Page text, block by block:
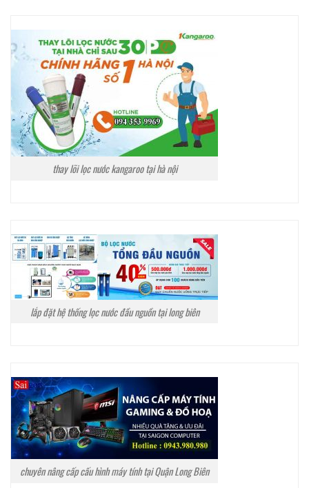
thay lõi lọc nước kangaroo tại hà nội
lắp đặt hệ thống lọc nước đầu nguồn tại long biên
chuyên nâng cấp cấu hình máy tính tại Quận Long Biên